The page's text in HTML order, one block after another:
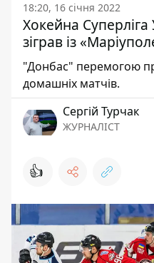
18:20, 16 січня 2022
Хокейна
зіграв із
"Донбас" перемогою
домашніх матчів.
Сергій Турчак
ЖУРНАЛІСТ
👍